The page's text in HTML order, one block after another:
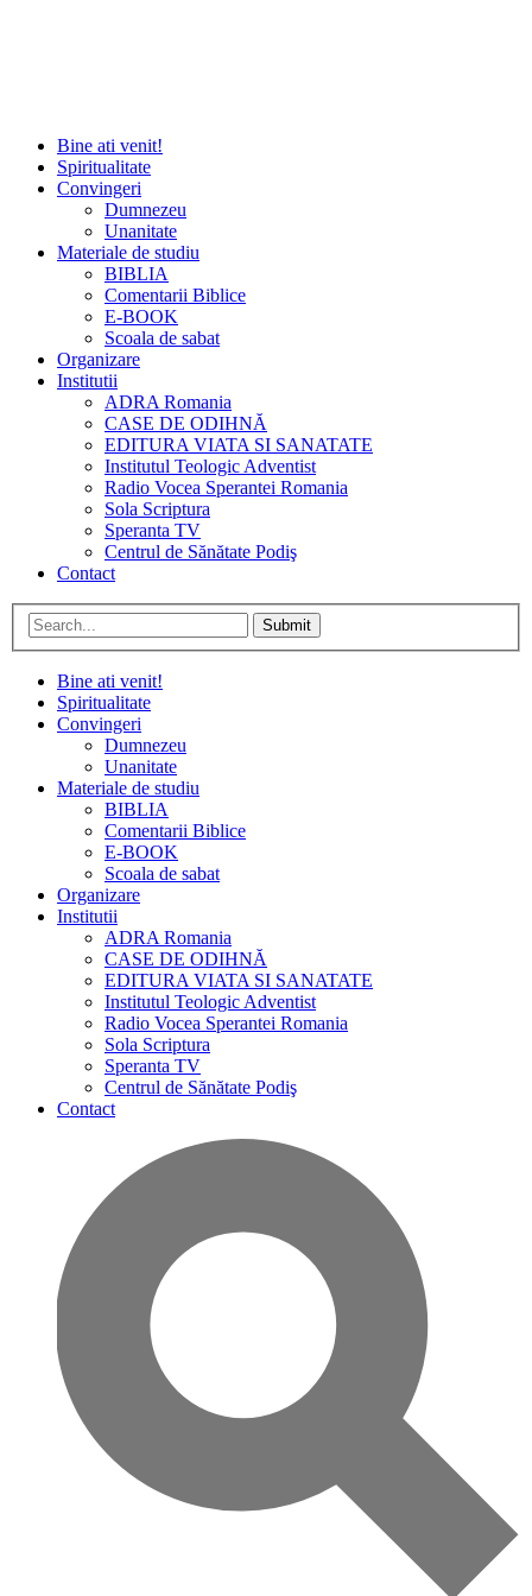
Bine ati venit!
Spiritualitate
Convingeri
Dumnezeu
Unanitate
Materiale de studiu
BIBLIA
Comentarii Biblice
E-BOOK
Scoala de sabat
Organizare
Institutii
ADRA Romania
CASE DE ODIHNĂ
EDITURA VIATA SI SANATATE
Institutul Teologic Adventist
Radio Vocea Sperantei Romania
Sola Scriptura
Speranta TV
Centrul de Sănătate Podiş
Contact
Submit
Bine ati venit!
Spiritualitate
Convingeri
Dumnezeu
Unanitate
Materiale de studiu
BIBLIA
Comentarii Biblice
E-BOOK
Scoala de sabat
Organizare
Institutii
ADRA Romania
CASE DE ODIHNĂ
EDITURA VIATA SI SANATATE
Institutul Teologic Adventist
Radio Vocea Sperantei Romania
Sola Scriptura
Speranta TV
Centrul de Sănătate Podiş
Contact